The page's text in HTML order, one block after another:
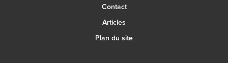
Contact
Articles
Plan du site